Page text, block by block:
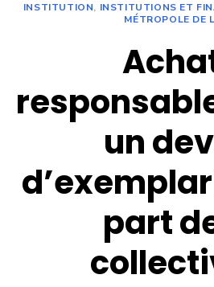
INSTITUTION, INSTITUTIONS ET
MÉTROPOLE DE
un
part